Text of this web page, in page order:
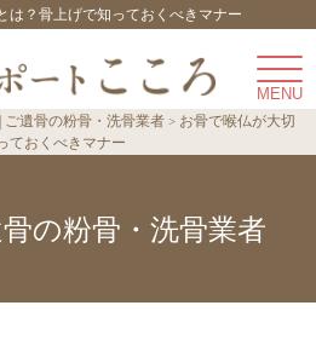
は？骨上げで知っておくべきマナー
ご遺骨の粉骨・洗骨業者
お骨で喉仏が大切
ておくべきマナー
の粉骨・洗骨業者